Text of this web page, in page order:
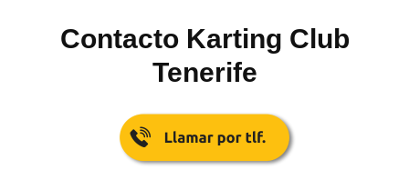
Contacto Karting Club
Tenerife